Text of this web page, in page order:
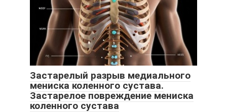
Застарелый разрыв медиального
мениска коленного сустава.
Застарелое повреждение мениска
коленного сустава